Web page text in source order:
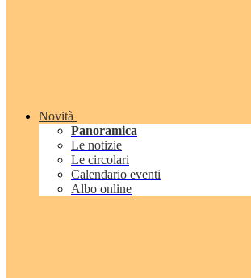
Novità
Panoramica
Le notizie
Le circolari
Calendario eventi
Albo online